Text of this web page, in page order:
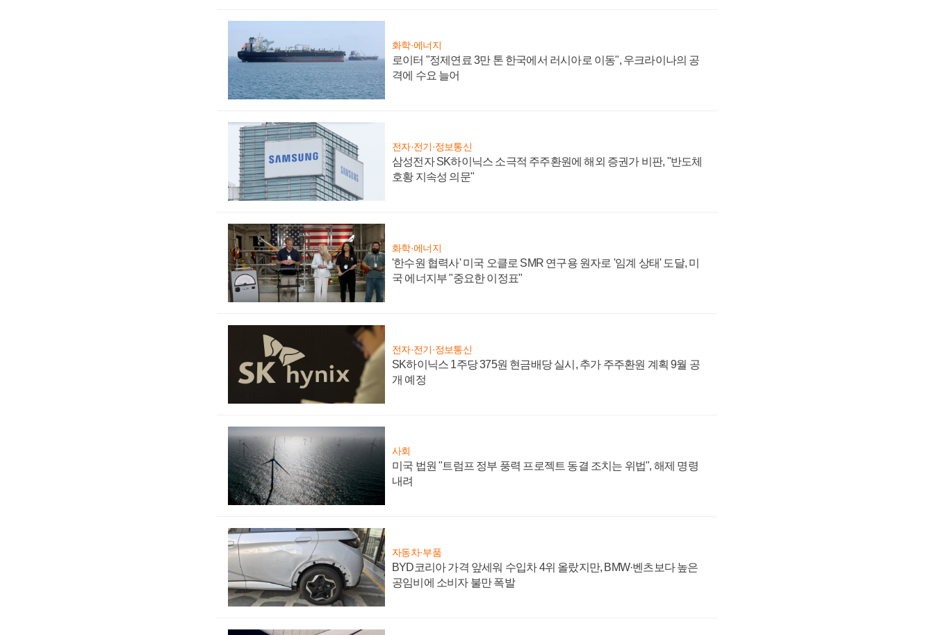
화학·에너지
로이터 "정제연료 3만 톤 한국에서 러시아로 이동", 우크라이나의 공
격에 수요 늘어
전자·전기·정보통신
삼성전자 SK하이닉스 소극적 주주환원에 해외 증권가 비판, "반도체
호황 지속성 의문"
화학·에너지
'한수원 협력사' 미국 오클로 SMR 연구용 원자로 '임계 상태' 도달, 미
국 에너지부 "중요한 이정표"
전자·전기·정보통신
SK하이닉스 1주당 375원 현금배당 실시, 추가 주주환원 계획 9월 공
개 예정
사회
미국 법원 "트럼프 정부 풍력 프로젝트 동결 조치는 위법", 해제 명령
내려
자동차·부품
BYD코리아 가격 앞세워 수입차 4위 올랐지만, BMW·벤츠보다 높은
공임비에 소비자 불만 폭발